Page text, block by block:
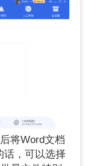
后将Word文档
话，可以选择